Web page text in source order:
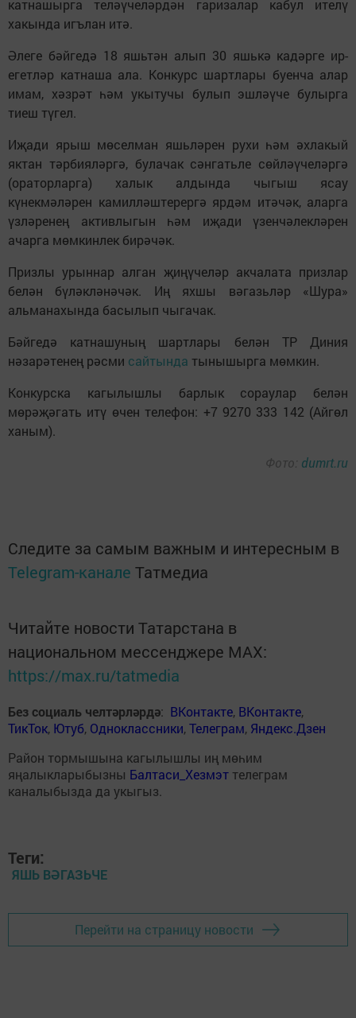
катнашырга теләүчеләрдән гаризалар кабул ителү
хакында игълан итә.
Әлеге бәйгедә 18 яшьтән алып 30 яшькә кадәрге ир-
егетләр катнаша ала. Конкурс шартлары буенча алар
имам, хәзрәт һәм укытучы булып эшләүче булырга
тиеш түгел.
Иҗади ярыш мөселман яшьләрен рухи һәм әхлакый
яктан тәрбияләргә, булачак сәнгатьле сөйләүчеләргә
(ораторларга) халык алдында чыгыш ясау
күнекмәләрен камилләштерергә ярдәм итәчәк, аларга
үзләренең активлыгын һәм иҗади үзенчәлекләрен
ачарга мөмкинлек бирәчәк.
Призлы урыннар алган җиңүчеләр акчалата призлар
белән бүләкләнәчәк. Иң яхшы вәгазьләр «Шура»
альманахында басылып чыгачак.
Бәйгедә катнашуның шартлары белән ТР Диния
нәзарәтенең рәсми сайтында тынышырга мөмкин.
Конкурска кагылышлы барлык сораулар белән
мөрәҗәгать итү өчен телефон: +7 9270 333 142 (Айгөл
ханым).
Фото: dumrt.ru
Следите за самым важным и интересным в
Telegram-канале Татмедиа
Читайте новости Татарстана в
национальном мессенджере MАХ:
https://max.ru/tatmedia
Без социаль челтәрләрдә: ВКонтакте, ВКонтакте,
ТикТок, Ютуб, Одноклассники,Телеграм, Яндекс.Дзен
Район тормышына кагылышлы иң мөһим
яңалыкларыбызны Балтаси_Хезмэт телеграм
каналыбызда да укыгыз.
Теги:
ЯШЬ ВӘГАЗЬЧЕ
Перейти на страницу новости